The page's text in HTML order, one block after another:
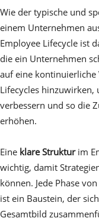
Wie der typische und
einem Unternehmen
Employee Lifecycle ist
die ein Unternehmen
auf eine kontinuierliche
Lifecycles
verbessern und so die
erhöhen.
Eine klare Strukturim
wichtig, damit
können. Jede Phase
ist ein Baustein, der
Gesamtbild